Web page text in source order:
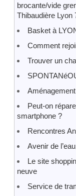
brocante/vide
Thibaudière Lyon
Basket à
Comment
Trouver un
Peut-on
smartphone ?
Rencontres
Avenir de
Le site
neuve
Service de